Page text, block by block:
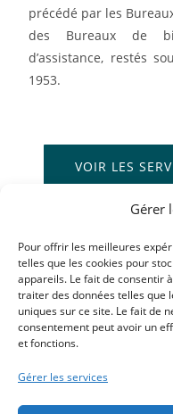
Gérer
Pour offrir les meilleures
telles que les cookies pour
appareils. Le fait de consentir
traiter des données telles que
uniques sur ce site. Le fait de
consentement peut avoir un
et fonctions.
Gérer les services
précédé par les
des Bureaux de
d’assistance, restés
1953.
VOIR LES